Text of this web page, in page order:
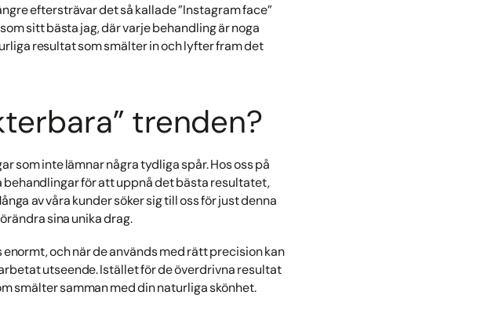
eftersträvar det så kallade ”Instagram face”
sitt bästa jag, där varje behandling är noga
resultat som smälter in och lyfter fram det
trenden?
som inte lämnar några tydliga spår. Hos oss på
för att uppnå det bästa resultatet,
av våra kunder söker sig till oss för just denna
sina unika drag.
och när de används med rätt precision kan
utseende. Istället för de överdrivna resultat
smälter samman med din naturliga skönhet.